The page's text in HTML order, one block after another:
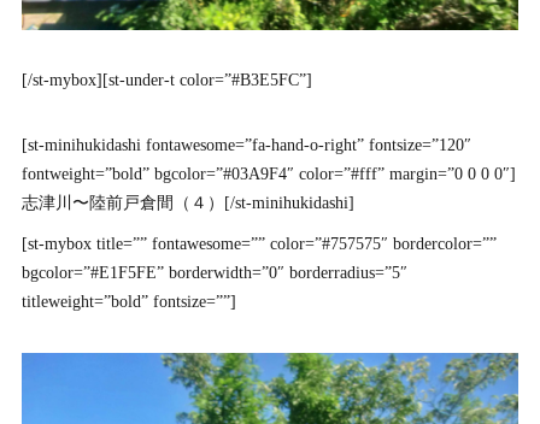
[/st-mybox][st-under-t color=”#B3E5FC”]
[st-minihukidashi fontawesome=”fa-hand-o-right” fontsize=”120″
fontweight=”bold” bgcolor=”#03A9F4″ color=”#fff” margin=”0 0 0 0″]
志津川〜陸前戸倉間（４）[/st-minihukidashi]
[st-mybox title=”” fontawesome=”” color=”#757575″ bordercolor=””
bgcolor=”#E1F5FE” borderwidth=”0″ borderradius=”5″
titleweight=”bold” fontsize=””]